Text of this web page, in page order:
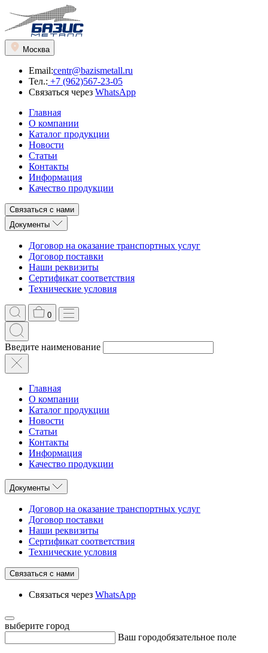
Москва
Email:centr@bazismetall.ru
Тел.: +7 (962)567-23-05
Связаться через WhatsApp
Главная
О компании
Каталог продукции
Новости
Статьи
Контакты
Информация
Качество продукции
Связаться с нами
Документы
Договор на оказание транспортных услуг
Договор поставки
Наши реквизиты
Сертификат соответствия
Технические условия
0
Введите наименование
Главная
О компании
Каталог продукции
Новости
Статьи
Контакты
Информация
Качество продукции
Документы
Договор на оказание транспортных услуг
Договор поставки
Наши реквизиты
Сертификат соответствия
Технические условия
Связаться с нами
Связаться через WhatsApp
выберите город
Ваш городобязательное поле